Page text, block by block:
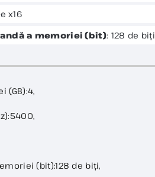
x16
a memoriei (bit): 128 de biți
(GB):4,
(bit):128 de biți,